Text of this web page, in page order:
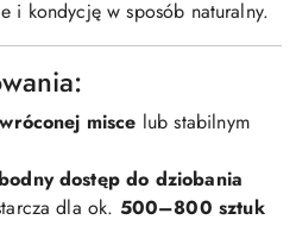
i kondycję w sposób naturalny.
misce lub stabilnym
dostęp do dziobania
dla ok. 500–800 sztuk